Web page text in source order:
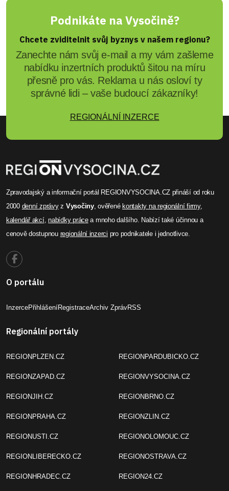
Podnikáte na Vysočině?
Chcete zviditelnit svůj byznys v našem regionu?
Zanechte nám svůj e-mail a my vám zašleme
nabídku inzertních produktů šitou na míru
přesně pro vás. Reklama u nás osloví ty
správné lidi – vaše budoucí zákazníky!
REGIONÁLNÍ INZERCE
Zpravodajský a informační portál REGIONVYSOCINA.CZ přináší od roku
2000 denní zprávyz Vysočiny, ověřené kontakty na regionální firmy,
kalendář akcí,nabídky prácea mnoho dalšího. Nabízí také účinnou a
cenově dostupnou regionální inzerci pro podnikatele i jednotlivce.
O portálu
InzercePřihlášeníRegistraceArchiv ZprávRSS
Regionální portály
REGIONPLZEN.CZ
REGIONZAPAD.CZ
REGIONJIH.CZ
REGIONPRAHA.CZ
REGIONUSTI.CZ
REGIONLIBERECKO.CZ
REGIONHRADEC.CZ
REGIONPARDUBICKO.CZ
REGIONVYSOCINA.CZ
REGIONBRNO.CZ
REGIONZLIN.CZ
REGIONOLOMOUC.CZ
REGIONOSTRAVA.CZ
REGION24.CZ